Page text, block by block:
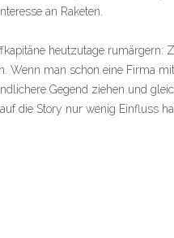
an Raketen.
heutzutage rumärgern:
Wenn man schon eine Firma
Gegend ziehen und
die Story nur wenig Einfluss